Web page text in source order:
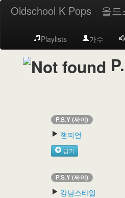
Oldschool K Pops 올
Playlists 가수
P.S.Y (싸이)
챔피언
담기
P.S.Y (싸이)
강남스타일